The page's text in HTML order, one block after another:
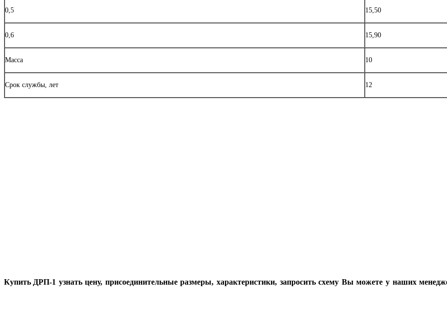
0,5 15,50
0,6 15,90
Масса 10
Срок службы, лет 12
Купить ДРП-1 узнать цену, присоединительные размеры, характеристики, запросить схему Вы можете у наших